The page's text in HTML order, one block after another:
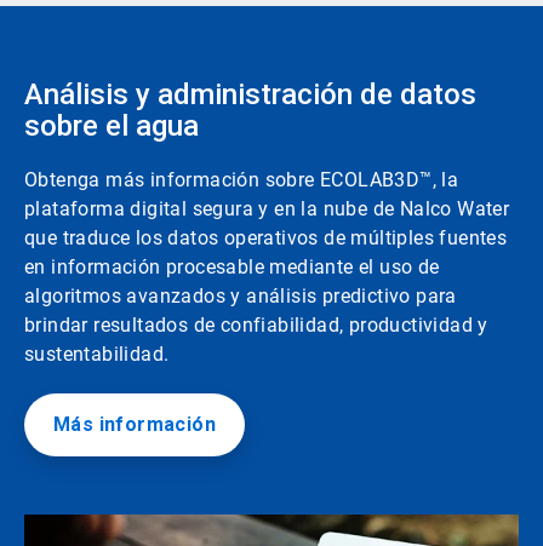
Análisis y administración de datos
sobre el agua
Obtenga más información sobre ECOLAB3D™, la
plataforma digital segura y en la nube de Nalco Water
que traduce los datos operativos de múltiples fuentes
en información procesable mediante el uso de
algoritmos avanzados y análisis predictivo para
brindar resultados de confiabilidad, productividad y
sustentabilidad.
Más información